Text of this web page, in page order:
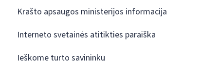
Krašto apsaugos ministerijos informacija
Interneto svetainės atitikties paraiška
Ieškome turto savininkų